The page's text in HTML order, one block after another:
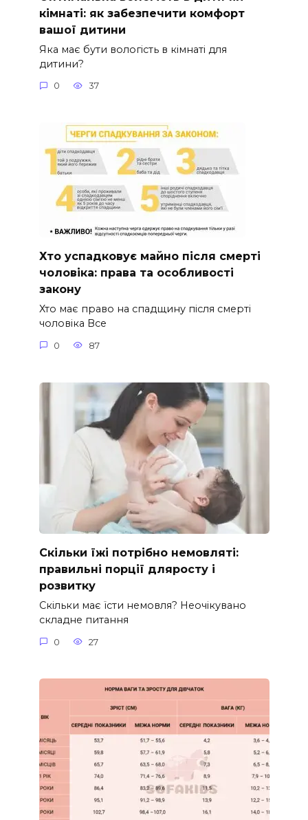
кімнаті: як забезпечити комфорт
вашої дитини
Яка має бути вологість в кімнаті для
дитини?
0 37
Хто успадковує майно після смерті
чоловіка: права та особливості
закону
Хто має право на спадщину після смерті
чоловіка Все
0 87
Скільки їжі потрібно немовляті:
правильні порції дляросту і
розвитку
Скільки має їсти немовля? Неочікувано
складне питання
0 27